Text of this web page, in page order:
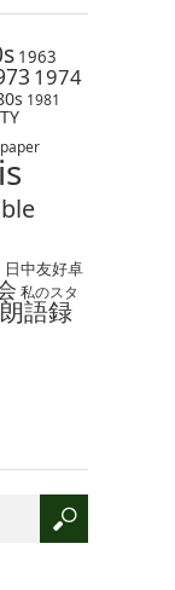
1963
1974
1981
日中友好卓
私のスタ
語録